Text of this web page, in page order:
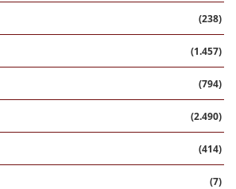
(238)
(1.457)
(794)
(2.490)
(414)
(7)